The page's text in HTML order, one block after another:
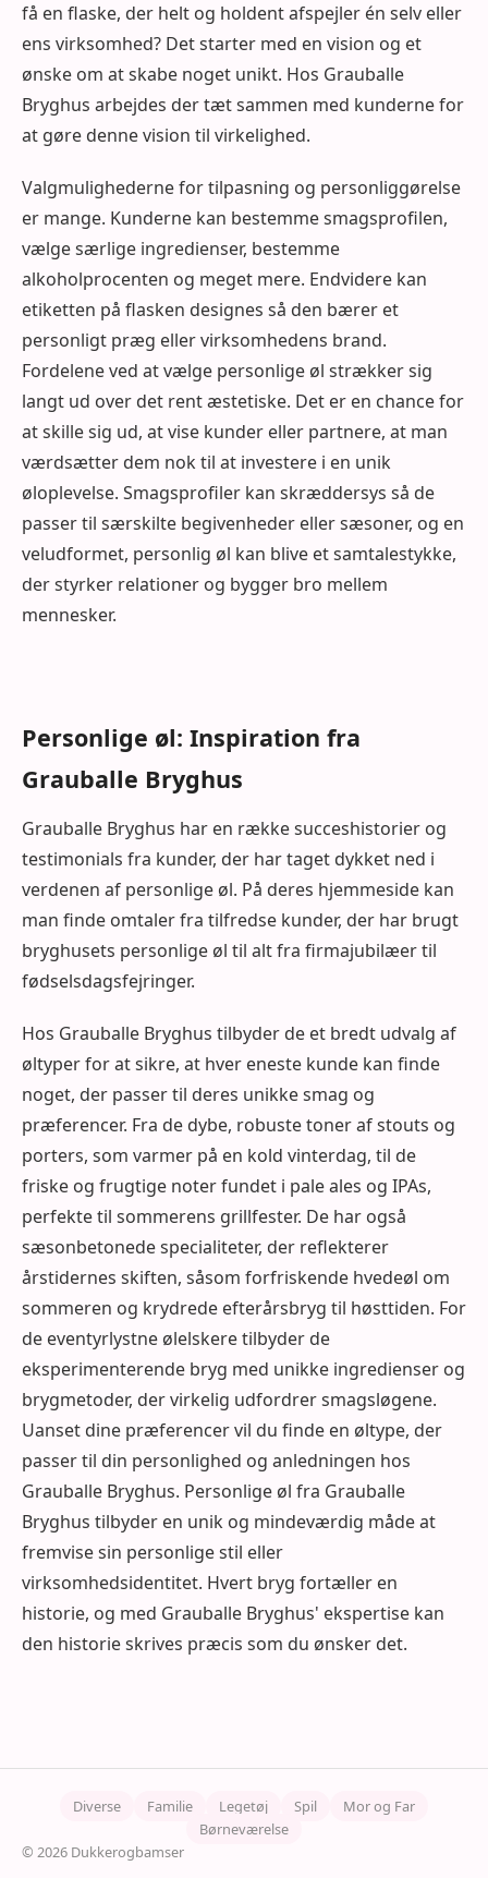
få en flaske, der helt og holdent afspejler én selv eller
ens virksomhed? Det starter med en vision og et
ønske om at skabe noget unikt. Hos Grauballe
Bryghus arbejdes der tæt sammen med kunderne for
at gøre denne vision til virkelighed.
Valgmulighederne for tilpasning og personliggørelse
er mange. Kunderne kan bestemme smagsprofilen,
vælge særlige ingredienser, bestemme
alkoholprocenten og meget mere. Endvidere kan
etiketten på flasken designes så den bærer et
personligt præg eller virksomhedens brand.
Fordelene ved at vælge personlige øl strækker sig
langt ud over det rent æstetiske. Det er en chance for
at skille sig ud, at vise kunder eller partnere, at man
værdsætter dem nok til at investere i en unik
øloplevelse. Smagsprofiler kan skræddersys så de
passer til særskilte begivenheder eller sæsoner, og en
veludformet, personlig øl kan blive et samtalestykke,
der styrker relationer og bygger bro mellem
mennesker.
Personlige øl: Inspiration fra
Grauballe Bryghus
Grauballe Bryghus har en række succeshistorier og
testimonials fra kunder, der har taget dykket ned i
verdenen af personlige øl. På deres hjemmeside kan
man finde omtaler fra tilfredse kunder, der har brugt
bryghusets personlige øl til alt fra firmajubilæer til
fødselsdagsfejringer.
Hos Grauballe Bryghus tilbyder de et bredt udvalg af
øltyper for at sikre, at hver eneste kunde kan finde
noget, der passer til deres unikke smag og
præferencer. Fra de dybe, robuste toner af stouts og
porters, som varmer på en kold vinterdag, til de
friske og frugtige noter fundet i pale ales og IPAs,
perfekte til sommerens grillfester. De har også
sæsonbetonede specialiteter, der reflekterer
årstidernes skiften, såsom forfriskende hvedeøl om
sommeren og krydrede efterårsbryg til høsttiden. For
de eventyrlystne ølelskere tilbyder de
eksperimenterende bryg med unikke ingredienser og
brygmetoder, der virkelig udfordrer smagsløgene.
Uanset dine præferencer vil du finde en øltype, der
passer til din personlighed og anledningen hos
Grauballe Bryghus. Personlige øl fra Grauballe
Bryghus tilbyder en unik og mindeværdig måde at
fremvise sin personlige stil eller
virksomhedsidentitet. Hvert bryg fortæller en
historie, og med Grauballe Bryghus' ekspertise kan
den historie skrives præcis som du ønsker det.
Diverse Familie Legetøj Spil
Mor og Far
Børneværelse
© 2026 Dukkerogbamser